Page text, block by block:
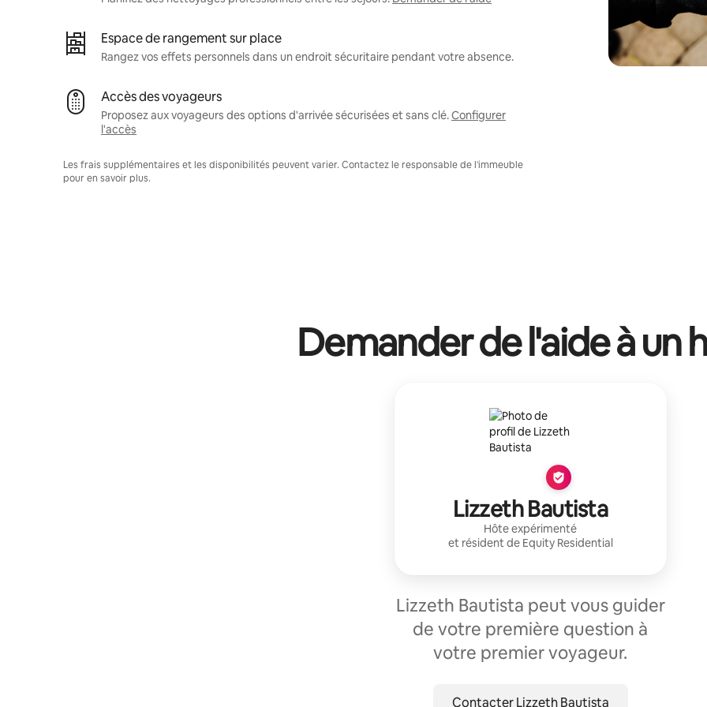
Espace de rangement sur place
Rangez vos effets personnels dans un endroit sécuritaire pendant votre absence.
Accès des voyageurs
Proposez aux voyageurs des options d'arrivée sécurisées et sans clé.Configurer
l'accès
Les frais supplémentaires et les disponibilités peuvent varier. Contactez le responsable de l'immeuble
pour en savoir plus.
Demander de l'aide à un
Lizzeth Bautista
Hôte expérimenté
et résident de Equity Residential
Lizzeth Bautista peut vous guider
de votre première question à
votre premier voyageur.
Contacter Lizzeth Bautista